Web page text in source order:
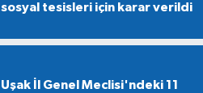
sosyal tesisleri için karar verildi
Uşak İl Genel Meclisi'ndeki 11